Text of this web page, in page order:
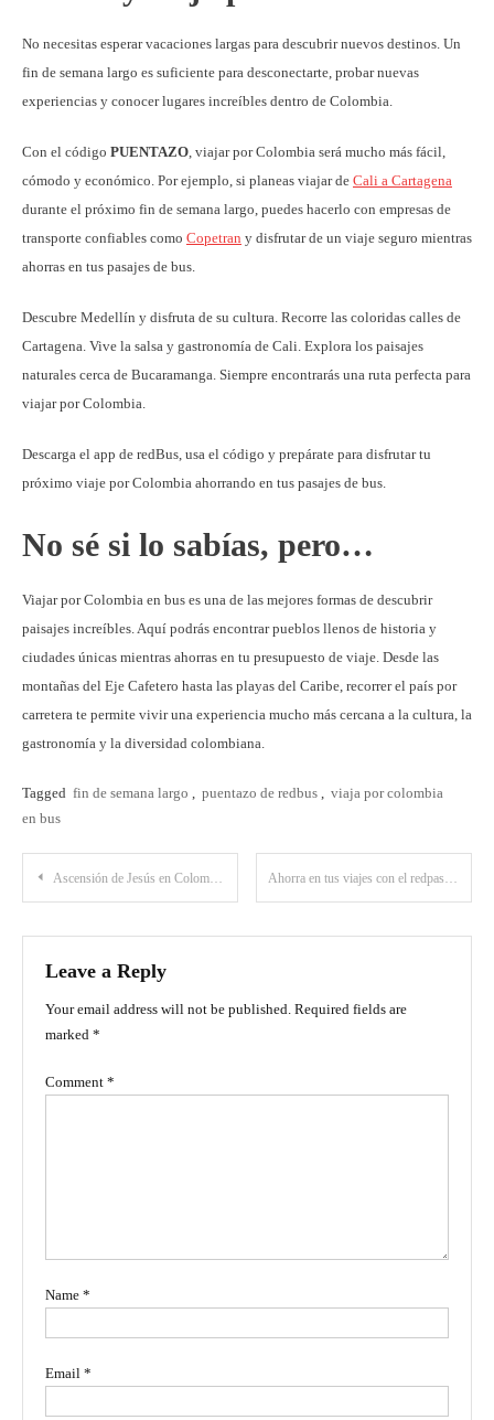
No necesitas esperar vacaciones largas para descubrir nuevos destinos. Un
fin de semana largo es suficiente para desconectarte, probar nuevas
experiencias y conocer lugares increíbles dentro de Colombia.
Con el código PUENTAZO, viajar por Colombia será mucho más fácil,
cómodo y económico. Por ejemplo, si planeas viajar de Cali a Cartagena
durante el próximo fin de semana largo, puedes hacerlo con empresas de
transporte confiables como Copetran y disfrutar de un viaje seguro mientras
ahorras en tus pasajes de bus.
Descubre Medellín y disfruta de su cultura. Recorre las coloridas calles de
Cartagena. Vive la salsa y gastronomía de Cali. Explora los paisajes
naturales cerca de Bucaramanga. Siempre encontrarás una ruta perfecta para
viajar por Colombia.
Descarga el app de redBus, usa el código y prepárate para disfrutar tu
próximo viaje por Colombia ahorrando en tus pasajes de bus.
No sé si lo sabías, pero…
Viajar por Colombia en bus es una de las mejores formas de descubrir
paisajes increíbles. Aquí podrás encontrar pueblos llenos de historia y
ciudades únicas mientras ahorras en tu presupuesto de viaje. Desde las
montañas del Eje Cafetero hasta las playas del Caribe, recorrer el país por
carretera te permite vivir una experiencia mucho más cercana a la cultura, la
gastronomía y la diversidad colombiana.
Tagged fin de semana largo , puentazo de redbus , viaja por colombia
en bus
Post
navigation
Ascensión de Jesús en Colombia: viajar en festivo y tradición Ahorra en tus viajes con el redpass de redBus
Leave a Reply
Your email address will not be published. Required fields are
marked *
Comment *
Name *
Email *